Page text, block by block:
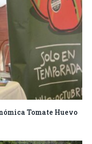
Tomate Huevo